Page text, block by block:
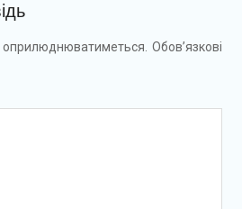
Обов’язкові